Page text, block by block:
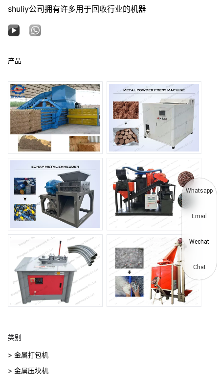
shuliy公司拥有许多用于回收行业的机器
产品
类别
> 金属打包机
> 金属压块机
Whatsapp
Email
Wechat
Chat